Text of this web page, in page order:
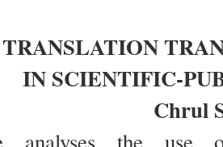
TRANSLATION
IN SCIENTIFIC-
Chrul